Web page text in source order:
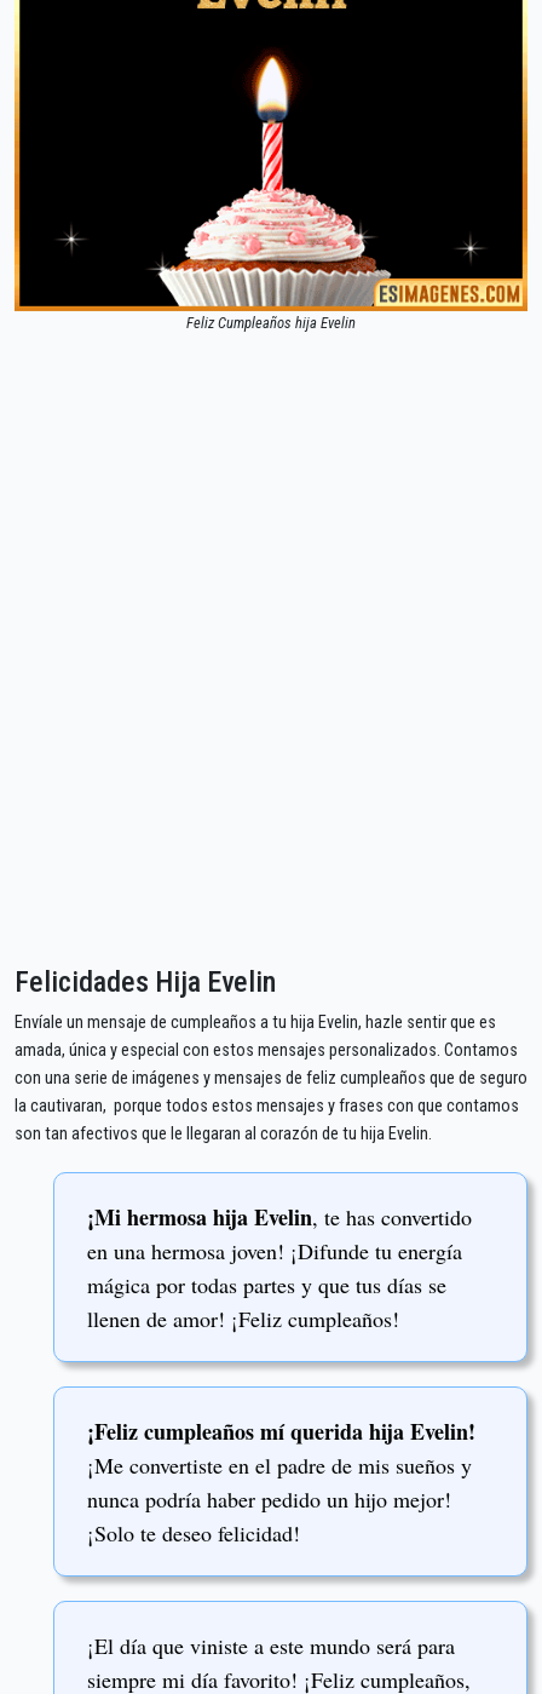
Feliz Cumpleaños hija Evelin
Felicidades Hija Evelin
Envíale un mensaje de cumpleaños a tu hija Evelin, hazle sentir que es
amada, única y especial con estos mensajes personalizados. Contamos
con una serie de imágenes y mensajes de feliz cumpleaños que de seguro
la cautivaran, porque todos estos mensajes y frases con que contamos
son tan afectivos que le llegaran al corazón de tu hija Evelin.
¡Mi hermosa hija Evelin, te has convertido
en una hermosa joven! ¡Difunde tu energía
mágica por todas partes y que tus días se
llenen de amor! ¡Feliz cumpleaños!
¡Feliz cumpleaños mí querida hija Evelin!
¡Me convertiste en el padre de mis sueños y
nunca podría haber pedido un hijo mejor!
¡Solo te deseo felicidad!
¡El día que viniste a este mundo será para
siempre mi día favorito! ¡Feliz cumpleaños,